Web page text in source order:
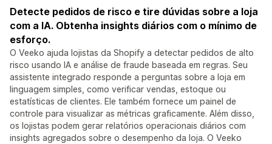
Detecte pedidos de risco e tire dúvidas sobre a loja
com a IA. Obtenha insights diários com o mínimo de
esforço.
O Veeko ajuda lojistas da Shopify a detectar pedidos de alto
risco usando IA e análise de fraude baseada em regras. Seu
assistente integrado responde a perguntas sobre a loja em
linguagem simples, como verificar vendas, estoque ou
estatísticas de clientes. Ele também fornece um painel de
controle para visualizar as métricas graficamente. Além disso,
os lojistas podem gerar relatórios operacionais diários com
insights agregados sobre o desempenho da loja. O Veeko